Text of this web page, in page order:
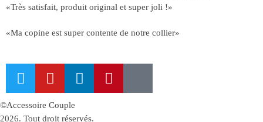
«Très satisfait, produit original et super joli !»
«Ma copine est super contente de notre collier»
©Accessoire Couple
2026. Tout droit réservés.